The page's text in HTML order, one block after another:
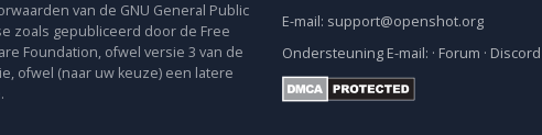
van de GNU General Public
zoals gepubliceerd door de Free
Foundation, ofwel versie 3 van de
ofwel (naar uw keuze) een latere
E-mail: support@openshot.org
Ondersteuning E-mail: · Forum · Discord